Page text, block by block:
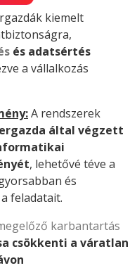
kiemelt
és adatsértés
a vállalkozás
A rendszerek
által végzett
, lehetővé téve a
és
feladatait.
karbantartás
csökkenti a váratlan